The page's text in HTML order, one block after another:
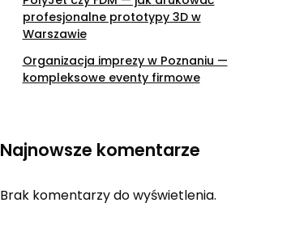
profesjonalne prototypy 3D w
Warszawie
Organizacja imprezy w Poznaniu —
kompleksowe eventy firmowe
Najnowsze komentarze
Brak komentarzy do wyświetlenia.